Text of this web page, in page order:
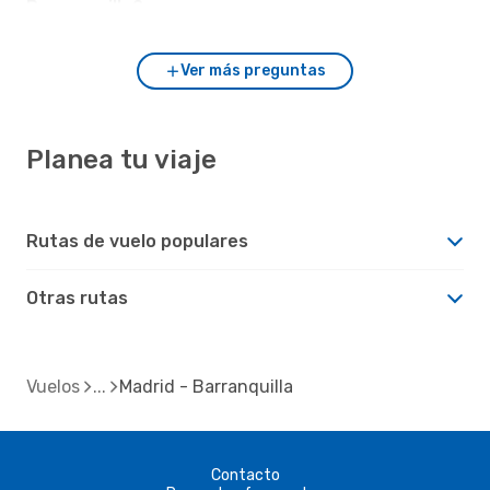
Ver más preguntas
Planea tu viaje
Rutas de vuelo populares
Otras rutas
Vuelos Madrid - Barranquilla
Contacto